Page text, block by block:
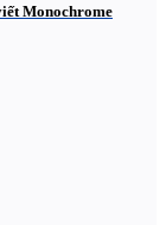
Monochrome